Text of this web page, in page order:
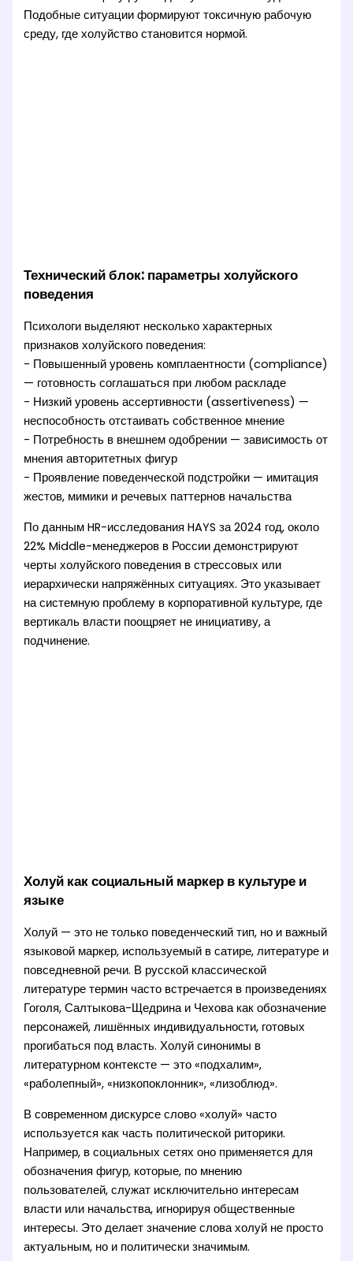
Подобные ситуации формируют токсичную рабочую
среду, где холуйство становится нормой.
Технический блок: параметры холуйского
поведения
Психологи выделяют несколько характерных
признаков холуйского поведения:
- Повышенный уровень комплаентности (compliance)
— готовность соглашаться при любом раскладе
- Низкий уровень ассертивности (assertiveness) —
неспособность отстаивать собственное мнение
- Потребность в внешнем одобрении — зависимость от
мнения авторитетных фигур
- Проявление поведенческой подстройки — имитация
жестов, мимики и речевых паттернов начальства
По данным HR-исследования HAYS за 2024 год, около
22% Middle-менеджеров в России демонстрируют
черты холуйского поведения в стрессовых или
иерархически напряжённых ситуациях. Это указывает
на системную проблему в корпоративной культуре, где
вертикаль власти поощряет не инициативу, а
подчинение.
Холуй как социальный маркер в культуре и
языке
Холуй — это не только поведенческий тип, но и важный
языковой маркер, используемый в сатире, литературе и
повседневной речи. В русской классической
литературе термин часто встречается в произведениях
Гоголя, Салтыкова-Щедрина и Чехова как обозначение
персонажей, лишённых индивидуальности, готовых
прогибаться под власть. Холуй синонимы в
литературном контексте — это «подхалим»,
«раболепный», «низкопоклонник», «лизоблюд».
В современном дискурсе слово «холуй» часто
используется как часть политической риторики.
Например, в социальных сетях оно применяется для
обозначения фигур, которые, по мнению
пользователей, служат исключительно интересам
власти или начальства, игнорируя общественные
интересы. Это делает значение слова холуй не просто
актуальным, но и политически значимым.